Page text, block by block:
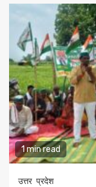
1 min read
उत्तर प्रदेश